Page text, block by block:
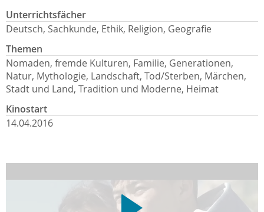
Unterrichtsfächer
Deutsch, Sachkunde, Ethik, Religion, Geografie
Themen
Nomaden, fremde Kulturen, Familie, Generationen,
Natur, Mythologie, Landschaft, Tod/Sterben, Märchen,
Stadt und Land, Tradition und Moderne, Heimat
Kinostart
14.04.2016